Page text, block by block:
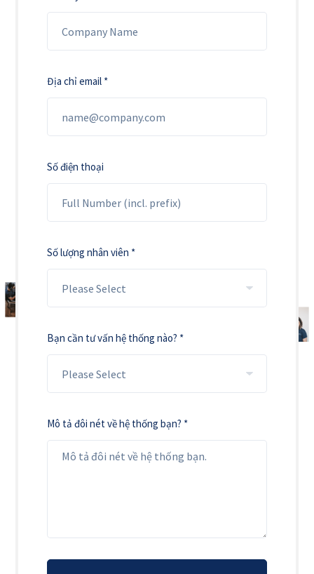
Địa chỉ email *
Số điện thoại
Số lượng nhân viên *
Bạn cần tư vấn hệ thống nào? *
Mô tả đôi nét về hệ thống bạn? *